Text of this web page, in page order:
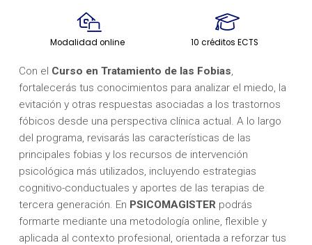
Modalidad online 10 créditos ECTS
Con el Curso en Tratamiento de las Fobias
fortalecerás tus conocimientos para analizar el miedo, la
evitación y otras respuestas asociadas a los trastornos
fóbicos desde una perspectiva clínica actual. A lo largo
del programa, revisarás las características de las
principales fobias y los recursos de intervención
psicológica más utilizados, incluyendo estrategias
cognitivo-conductuales y aportes de las terapias de
tercera generación. En PSICOMAGISTER podrás
formarte mediante una metodología online, flexible y
aplicada al contexto profesional, orientada a reforzar tus